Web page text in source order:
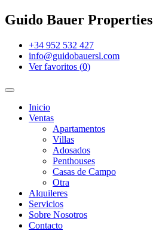
Guido Bauer Properties
+34 952 532 427
info@guidobauersl.com
Ver favoritos (0)
Inicio
Ventas
Apartamentos
Villas
Adosados
Penthouses
Casas de Campo
Otra
Alquileres
Servicios
Sobre Nosotros
Contacto